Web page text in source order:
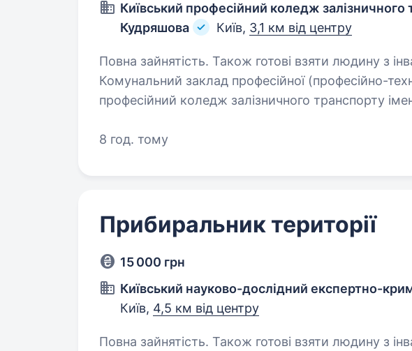
Київський професійний коледж залізничного
Кудряшова
Київ, 3,1 км від центру
Повна зайнятість. Також готові взяти людину з
Комунальний заклад професійної (професійно-
професійний коледж залізничного транспорту
Обов’язки:…
8 год. тому
Прибиральник території
15 000 грн
Київський науково-дослідний експертно-
Київ, 4,5 км від центру
Повна зайнятість. Також готові взяти людину з